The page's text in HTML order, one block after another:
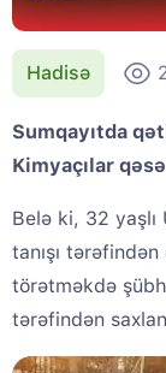
Hadisə
Sumqayıtda
Kimyaçılar
Belə ki, 32 yaşlı
tanışı
törətməkdə
tərəfindən